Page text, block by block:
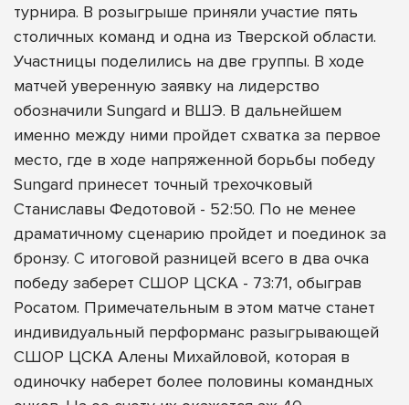
турнира. В розыгрыше приняли участие пять
столичных команд и одна из Тверской области.
Участницы поделились на две группы. В ходе
матчей уверенную заявку на лидерство
обозначили Sungard и ВШЭ. В дальнейшем
именно между ними пройдет схватка за первое
место, где в ходе напряженной борьбы победу
Sungard принесет точный трехочковый
Станиславы Федотовой - 52:50. По не менее
драматичному сценарию пройдет и поединок за
бронзу. С итоговой разницей всего в два очка
победу заберет СШОР ЦСКА - 73:71, обыграв
Росатом. Примечательным в этом матче станет
индивидуальный перформанс разыгрывающей
СШОР ЦСКА Алены Михайловой, которая в
одиночку наберет более половины командных